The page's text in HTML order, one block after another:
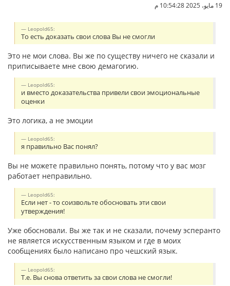
19 مايو، 2025 10:54:28 م
Leopold65:
То есть доказать свои слова Вы не смогли
Это не мои слова. Вы же по существу ничего не сказали и
приписываете мне свою демагогию.
Leopold65:
и вместо доказательства привели свои эмоциональные
оценки
Это логика, а не эмоции
Leopold65:
я правильно Вас понял?
Вы не можете правильно понять, потому что у вас мозг
работает неправильно.
Leopold65:
Если нет - то соизвольте обосновать эти свои
утверждения!
Уже обосновали. Вы же так и не сказали, почему эсперанто
не является искусственным языком и где в моих
сообщениях было написано про чешский язык.
Leopold65:
Т.е. Вы снова ответить за свои слова не смогли!